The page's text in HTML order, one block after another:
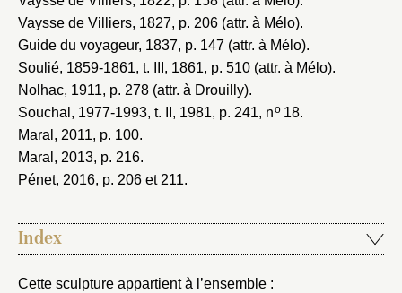
Vaysse de Villiers, 1827, p. 206 (attr. à Mélo).
Guide du voyageur, 1837, p. 147 (attr. à Mélo).
Soulié, 1859-1861, t. III, 1861, p. 510 (attr. à Mélo).
Nolhac, 1911, p. 278 (attr. à Drouilly).
Souchal, 1977-1993, t. II, 1981, p. 241, no18.
Maral, 2011, p. 100.
Maral, 2013, p. 216.
Pénet, 2016, p. 206 et 211.
Index
Cette sculpture appartient à l’ensemble :